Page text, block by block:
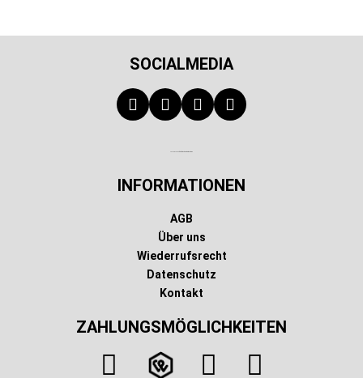
SOCIALMEDIA
INFORMATIONEN
AGB
Über uns
Wiederrufsrecht
Datenschutz
Kontakt
ZAHLUNGSMÖGLICHKEITEN